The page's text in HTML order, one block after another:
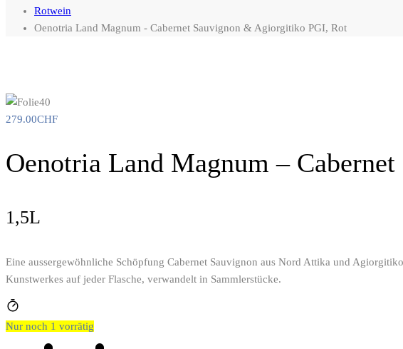
Rotwein
Oenotria Land Magnum - Cabernet Sauvignon & Agiorgitiko PGI, Rot
279.00CHF
Oenotria Land Magnum –
1,5L
Eine aussergewöhnliche Schöpfung Cabernet Sauvignon aus Nord Attika und
Kunstwerkes auf jeder Flasche, verwandelt in Sammlerstücke.
Nur noch 1 vorrätig